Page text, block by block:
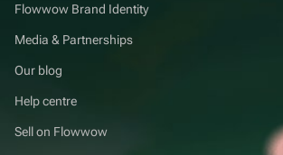
Flowwow Brand Identity
Media & Partnerships
Our blog
Help centre
Sell on Flowwow